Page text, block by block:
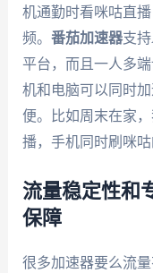
机通勤时看咪咕直
频。 番茄加速器支持
平台，而且一人多
机和电脑可以同时
便。比如周末在家
播，手机同时刷咪
流量稳定性和
保障
很多加速器要么流